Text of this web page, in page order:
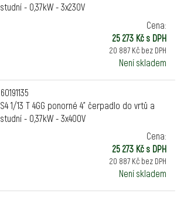
studní - 0,37kW - 3x230V
Cena:
25 273 Kč s DPH
20 887 Kč bez DPH
Není skladem
60191135
S4 1/13 T 4GG ponorné 4" čerpadlo do vrtů a
studní - 0,37kW - 3x400V
Cena:
25 273 Kč s DPH
20 887 Kč bez DPH
Není skladem